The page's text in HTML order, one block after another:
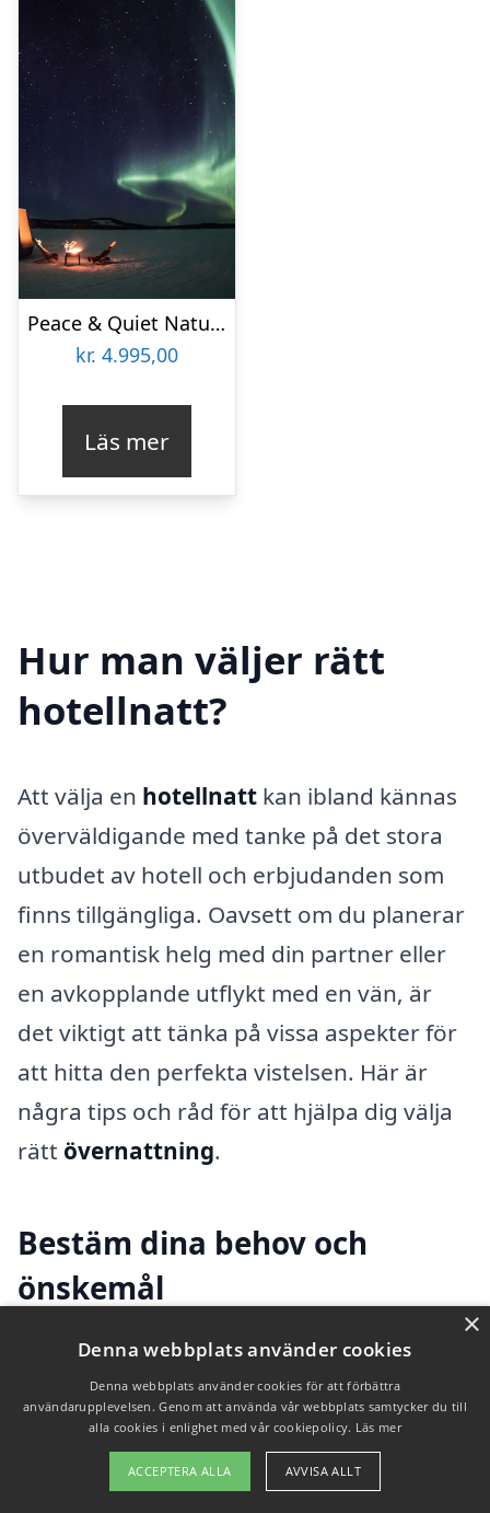
Peace & Quiet Nature Hotel
kr. 4.995,00
Läs mer
Hur man väljer rätt
hotellnatt?
Att välja en hotellnatt kan ibland kännas
överväldigande med tanke på det stora
utbudet av hotell och erbjudanden som
finns tillgängliga. Oavsett om du planerar
en romantisk helg med din partner eller
en avkopplande utflykt med en vän, är
det viktigt att tänka på vissa aspekter för
att hitta den perfekta vistelsen. Här är
några tips och råd för att hjälpa dig välja
rätt övernattning.
Bestäm dina behov och
önskemål
Först och främst bör du ha klart för dig
vilka dina behov och önskemål är för din
hotellnatt. Föredrar du ett hotell med
spa-möjligheter, eller är närheten till
×
Denna webbplats använder cookies
Denna webbplats använder cookies för att förbättra
användarupplevelsen. Genom att använda vår webbplats samtycker du till
alla cookies i enlighet med vår cookiepolicy. Läs mer
ACCEPTERA ALLA AVVISA ALLT